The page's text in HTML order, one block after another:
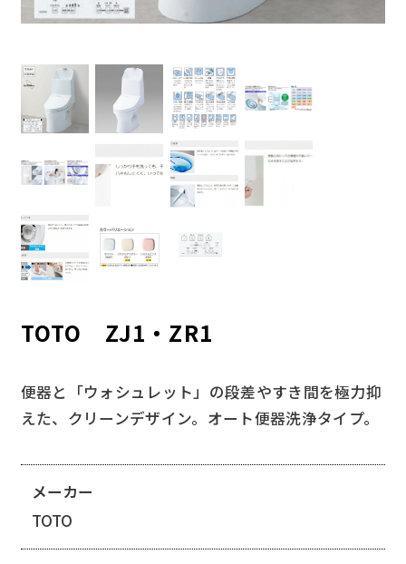
TOTO ZJ1・ZR1
便器と「ウォシュレット」の段差やすき間を極力抑
えた、クリーンデザイン。オート便器洗浄タイプ。
メーカー
TOTO